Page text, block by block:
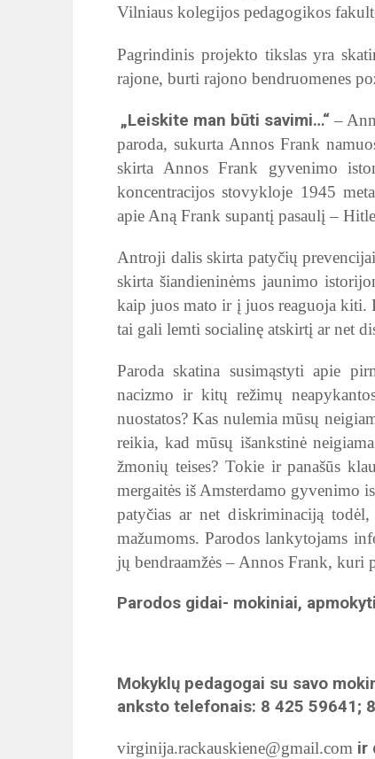
Vilniaus kolegijos pedagogikos
Pagrindinis projekto tikslas yra
rajone, burti rajono bendruomenes
„Leiskite man būti savimi…“ –
paroda, sukurta Annos Frank
skirta Annos Frank gyvenimo
koncentracijos stovykloje 1945
apie Aną Frank supantį pasaulį –
Antroji dalis skirta patyčių
skirta šiandieninėms jaunimo
kaip juos mato ir į juos reaguoja kiti.
tai gali lemti socialinę atskirtį ar net
Paroda skatina susimąstyti apie
nacizmo ir kitų režimų
nuostatos? Kas nulemia mūsų
reikia, kad mūsų išankstinė
žmonių teises? Tokie ir panašūs
mergaitės iš Amsterdamo gyvenimo
patyčias ar net diskriminaciją
mažumoms. Parodos lankytojams
jų bendraamžės – Annos Frank, kuri
Parodos gidai- mokiniai,
Mokyklų pedagogai su savo
anksto telefonais: 8 425 59641;
virginija.rackauskiene@gmail.com ir